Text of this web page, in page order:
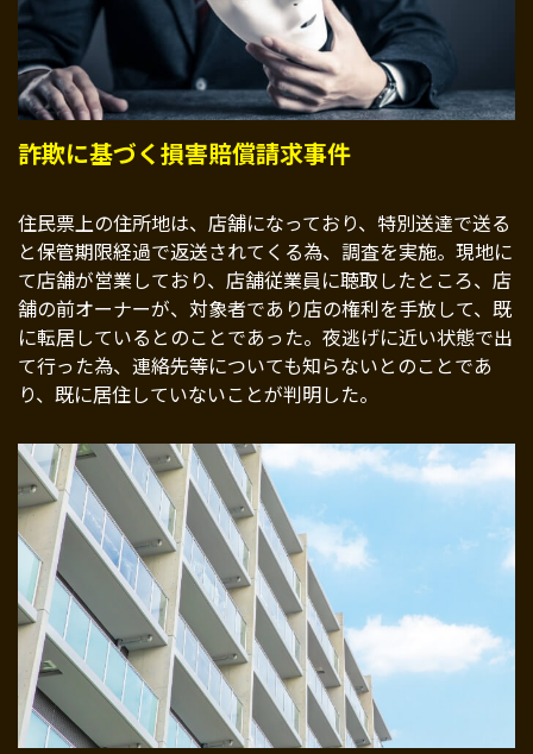
詐欺に基づく損害賠償請求事件
住民票上の住所地は、店舗になっており、特別送達で送る
と保管期限経過で返送されてくる為、調査を実施。現地に
て店舗が営業しており、店舗従業員に聴取したところ、店
舗の前オーナーが、対象者であり店の権利を手放して、既
に転居しているとのことであった。夜逃げに近い状態で出
て行った為、連絡先等についても知らないとのことであ
り、既に居住していないことが判明した。